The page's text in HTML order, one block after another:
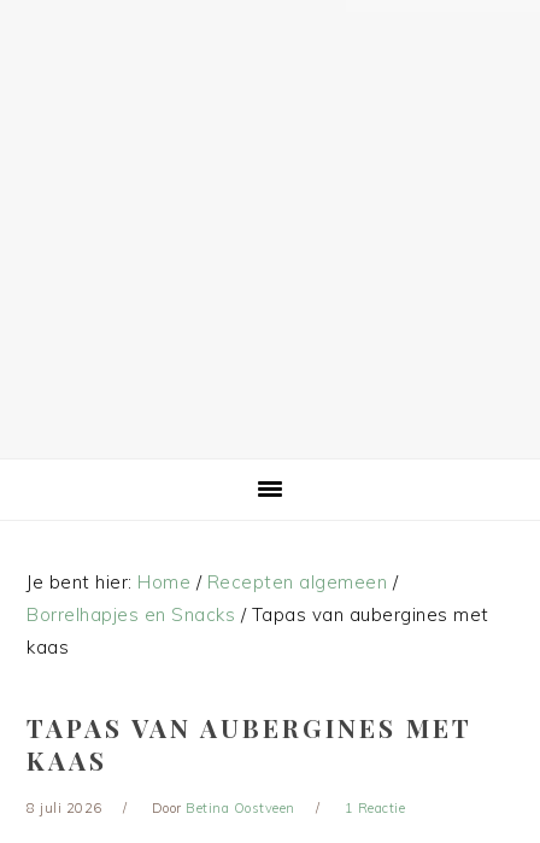
Je bent hier: Home / Recepten algemeen /
Borrelhapjes en Snacks /Tapas van aubergines met
kaas
TAPAS VAN AUBERGINES MET
KAAS
8 juli 2026 Door Betina Oostveen 1 Reactie